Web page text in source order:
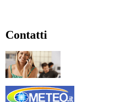
Contatti